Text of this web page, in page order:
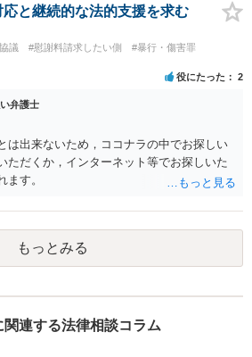
きれば裁判所の理解も深まると思います
ら開示された金額からさらに判決金額が増
個性に依る点が大きいので、何ともいえま
応と継続的な法的支援を求む
議 #慰謝料請求したい側
#暴行・傷害罪
役にたった 2
弁護士
は出来ないため，ココナラの中でお探しい
ただくか，インターネット等でお探しいた
ます。
もっとみる
連する法律相談コラム